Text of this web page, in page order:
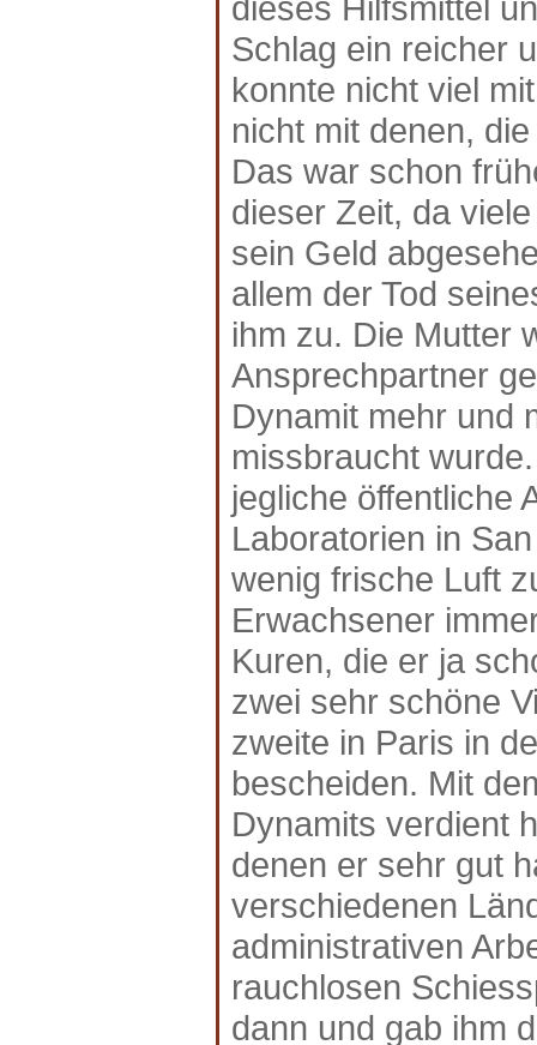
Schlag ein reicher
konnte nicht viel
nicht mit denen,
Das war schon
dieser Zeit, da
sein Geld
allem der Tod
ihm zu. Die Mutter
Ansprechpartner
Dynamit mehr und
missbraucht
jegliche öffentliche
Laboratorien in
wenig frische Luft
Erwachsener
Kuren, die er ja
zwei sehr schöne
zweite in Paris in
bescheiden. Mit
Dynamits verdient
denen er sehr gut
verschiedenen
administrativen
rauchlosen
dann und gab ihm